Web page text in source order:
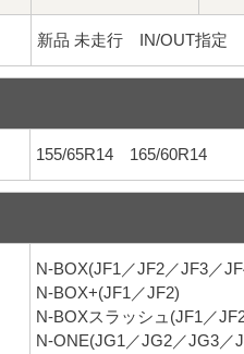
新品 未走行 IN/OUT指定
155/65R14 165/60R14
N-BOX(JF1／JF2／JF3／
N-BOX+(JF1／JF2)
N-BOXスラッシュ(JF1／
N-ONE(JG1／JG2／JG3／